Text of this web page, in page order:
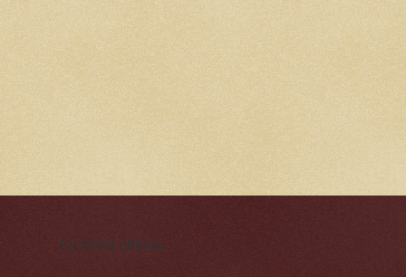
Cynická obluda